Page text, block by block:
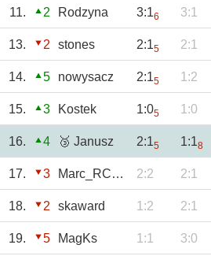
11. 2 Rodzyna 3:16 3:1
13. 2 stones 2:15 2:1
14. 5 nowysacz 2:15 1:2
15. 3 Kostek 1:05 1:0
16. 4 🥉 Janusz 2:15 1:18
17. 3 Marc_RC1920 2:2 2:1
18. 2 skaward 1:2 2:1
19. 5 MagKs 1:1 3:0